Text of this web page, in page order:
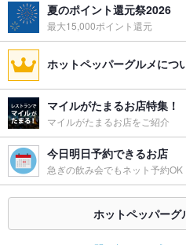
夏のポイント還元祭2026
最大15,000ポイント還元
ホットペッパーグルメにつ
マイルがたまるお店特集！
マイルがたまるお店をご紹介
今日明日予約できるお店
急ぎの飲み会でもネット予約OK
ホットペッパーグ